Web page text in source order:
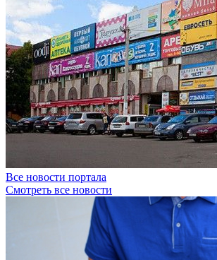
Все новости портала
Смотреть все новости